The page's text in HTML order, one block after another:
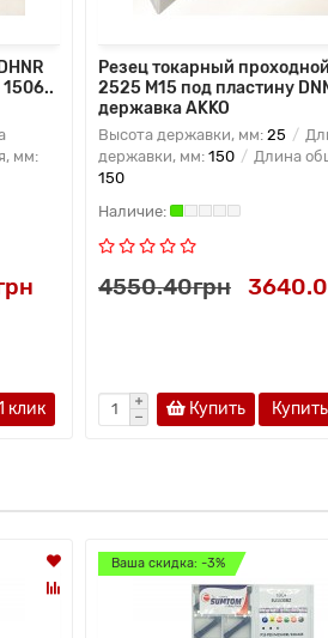
1506..
мм:
клик
Резец токарный
2525 M15 под пластину
державка AKKO
Высота державки, мм: 25
державки, мм: 150
Длина
150
4550.40грн
Купить
Ваша скидка: -3%